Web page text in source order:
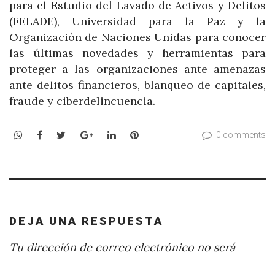
para el Estudio del Lavado de Activos y Delitos
(FELADE), Universidad para la Paz y la
Organización de Naciones Unidas para conocer
las últimas novedades y herramientas para
proteger a las organizaciones ante amenazas
ante delitos financieros, blanqueo de capitales,
fraude y ciberdelincuencia.
WhatsApp
Facebook
TwitterGoogle+LinkedInPinterest 0 comments
DEJA UNA RESPUESTA
Tu dirección de correo electrónico no será